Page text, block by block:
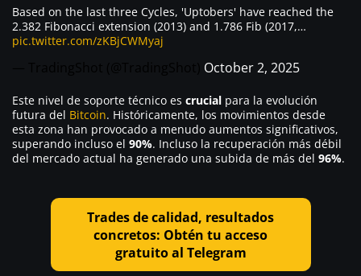
Based on the last three Cycles, 'Uptobers' have reached the
2.382 Fibonacci extension (2013) and 1.786 Fib (2017,…
pic.twitter.com/zKBjCWMyaj
October 2, 2025
Este nivel de soporte técnico es crucial para la evolución
futura del Bitcoin. Históricamente, los movimientos desde
esta zona han provocado a menudo aumentos significativos,
superando incluso el 90%. Incluso la recuperación más débil
del mercado actual ha generado una subida de más del 96%.
Trades de calidad, resultados
concretos: Obtén tu acceso
gratuito al Telegram